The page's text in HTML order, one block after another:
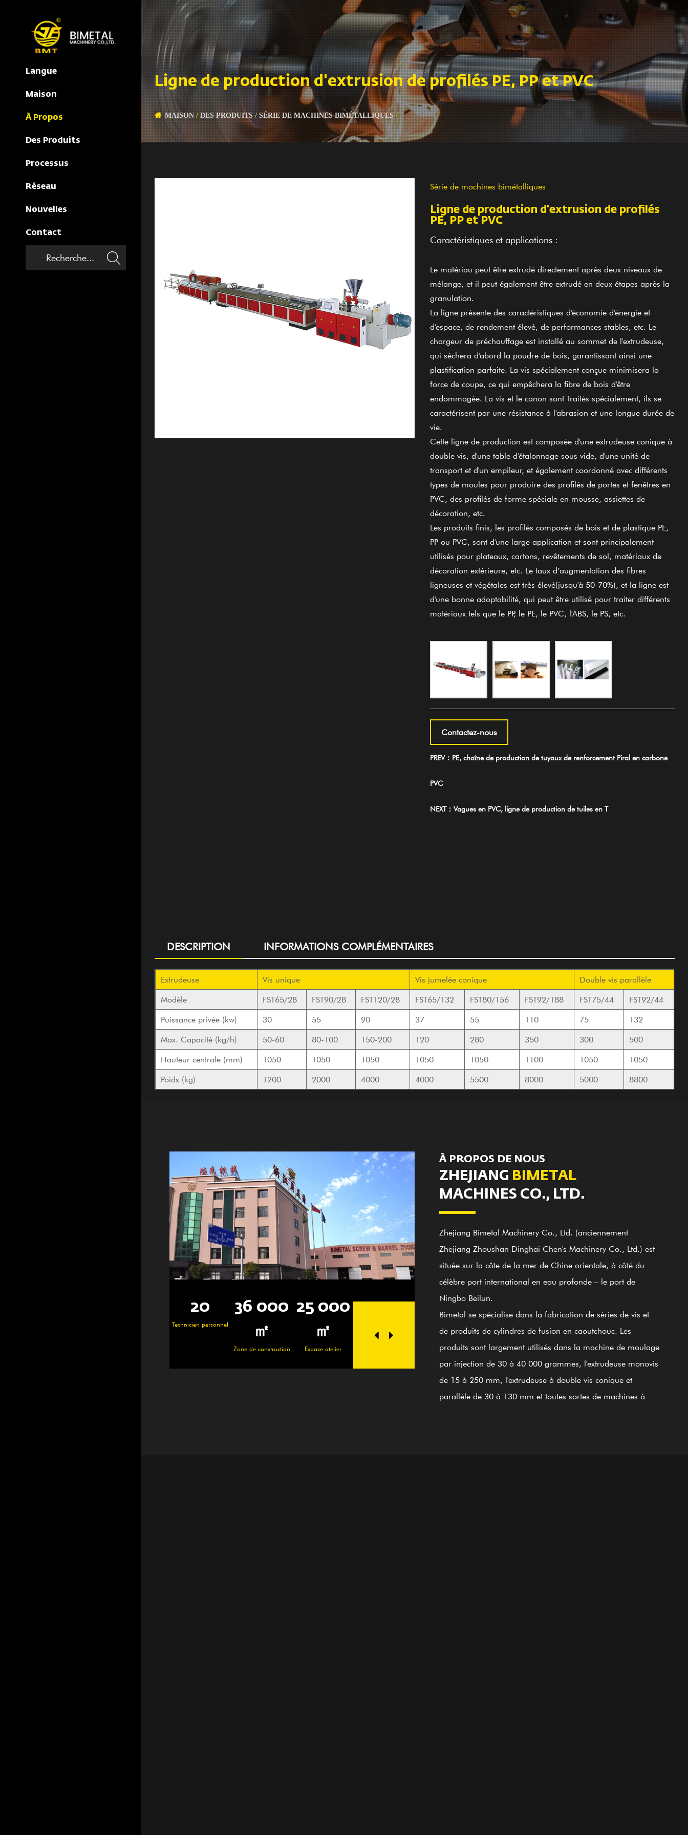
Langue
Maison
À Propos
Des Produits
Processus
Réseau
Nouvelles
Contact
Ligne de production d'extrusion de profilés PE, PP et PVC
MAISON/ DES PRODUITS / SÉRIE DE MACHINES BIMÉTALLIQUES/
Série de machines bimétalliques
Ligne de production d'extrusion de profilés
PE, PP et PVC
Caractéristiques et applications :
Le matériau peut être extrudé directement après deux niveaux de
mélange, et il peut également être extrudé en deux étapes après la
granulation.
La ligne présente des caractéristiques d'économie d'énergie et
d'espace, de rendement élevé, de performances stables, etc. Le
chargeur de préchauffage est installé au sommet de l'extrudeuse,
qui séchera d'abord la poudre de bois, garantissant ainsi une
plastification parfaite. La vis spécialement conçue minimisera la
force de coupe, ce qui empêchera la fibre de bois d'être
endommagée. La vis et le canon sontTraités spécialement, ils se
caractérisent par une résistance à l'abrasion et une longue durée de
vie.
Cette ligne de production est composée d'une extrudeuse conique à
double vis, d'une table d'étalonnage sous vide, d'une unité de
transport et d'un empileur, etégalement coordonné avec différents
types de moules pour produire des profilés de portes et fenêtres en
PVC, des profilés de forme spéciale en mousse,assiettes de
décoration, etc.
Les produits finis, les profilés composés de bois et de plastique PE,
PP ou PVC, sont d'une large application et sont principalement
utilisés pour plateaux, cartons, revêtements de sol, matériaux de
décoration extérieure, etc. Le taux d’augmentation des fibres
ligneuses et végétales est trèsélevé(jusqu'à 50-70%), et la ligneest
d'une bonne adoptabilité, qui peut être utilisé pour traiter différents
matériaux tels que le PP, le PE, le PVC, l'ABS, le PS, etc.
Contactez-nous
PREV：PE, chaîne de production de tuyaux de renforcement Piral en carbone
PVC
NEXT：Vagues en PVC, ligne de production de tuiles en T
DESCRIPTION INFORMATIONS COMPLÉMENTAIRES
Extrudeuse Vis unique Vis jumelée conique
Double vis parallèle
Modèle
FST65/28 FST90/28 FST120/28 FST65/132 FST80/156 FST92/188 FST75/44
FST92/44
Puissance privée (kw)
30 55 90 37 55 110 75
132
Max. Capacité (kg/h)
50-60 80-100 150-200 120 280 350 300
500
Hauteur centrale (mm)
1050 1050 1050 1050 1050 1100 1050
1050
Poids (kg)
1200 2000 4000 4000 5500 8000 5000 8800
Technicien personnel
36 000
㎡
Zone de construction
25 000
㎡
Espace atelier
100+
Des employés
compétents
36 000
㎡
Zone de construction
25 000
㎡
Espace atelier
100+
compétents
20
À PROPOS DE NOUS
ZHEJIANG BIMETAL
MACHINES CO., LTD.
Zhejiang Bimetal Machinery Co., Ltd. (anciennement
Zhejiang Zhoushan Dinghai Chen's Machinery Co., Ltd.) est
située sur la côte de la mer de Chine orientale, à côté du
célèbre port international en eau profonde – le port de
Ningbo Beilun.
Bimetal se spécialise dans la fabrication de séries de vis et
de produits de cylindres de fusion en caoutchouc. Les
produits sont largement utilisés dans la machine de moulage
par injection de 30 à 40 000 grammes, l'extrudeuse monovis
de 15 à 250 mm, l'extrudeuse à double vis conique et
parallèle de 30 à 130 mm et toutes sortes de machines à